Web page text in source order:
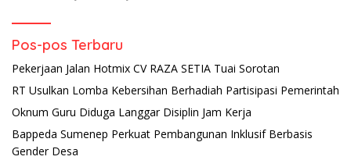
Pos-pos Terbaru
Pekerjaan Jalan Hotmix CV RAZA SETIA Tuai Sorotan
RT Usulkan Lomba Kebersihan Berhadiah Partisipasi Pemerintah
Oknum Guru Diduga Langgar Disiplin Jam Kerja
Bappeda Sumenep Perkuat Pembangunan Inklusif Berbasis
Gender Desa